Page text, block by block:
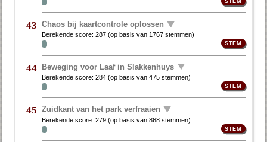
43 Chaos bij kaartcontrole oplossen
Berekende score:287 (op basis van 1767 stemmen)
44 Beweging voor Laaf in Slakkenhuys
Berekende score:284 (op basis van475 stemmen)
45 Zuidkant van het park verfraaien
Berekende score:279 (op basis van868 stemmen)